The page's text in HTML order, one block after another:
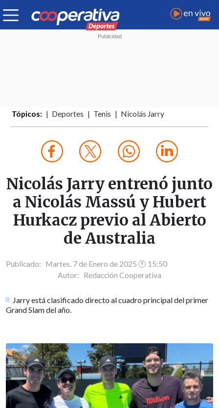
Tópicos: Deportes Tenis Nicolás Jarry
Nicolás Jarry entrenó junto
a Nicolás Massú y Hubert
Hurkacz previo al Abierto
de Australia
Publicado: Martes, 7 de Enero de 2025 🕐 15:50
Autor: Redacción Cooperativa
Jarry está clasificado directo al cuadro principal del primer
Grand Slam del año.